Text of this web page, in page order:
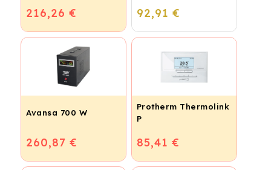
216,26 €
vykurovanie
92,91 €
Avansa 700 W
260,87 €
Protherm Thermolink
P
85,41 €